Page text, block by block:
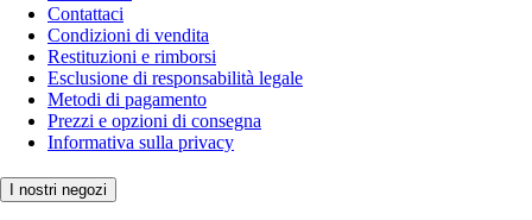
Contattaci
Condizioni di vendita
Restituzioni e rimborsi
Esclusione di responsabilità legale
Metodi di pagamento
Prezzi e opzioni di consegna
Informativa sulla privacy
I nostri negozi